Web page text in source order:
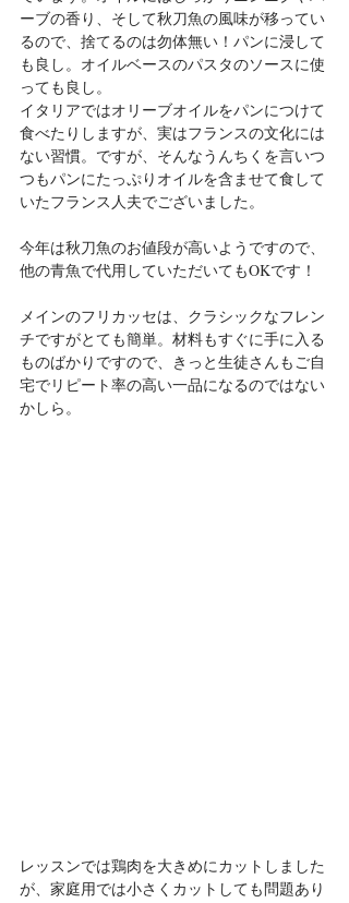
ーブの香り、そして秋刀魚の風味が移ってい
るので、捨てるのは勿体無い！パンに浸して
も良し。オイルベースのパスタのソースに使
っても良し。
イタリアではオリーブオイルをパンにつけて
食べたりしますが、実はフランスの文化には
ない習慣。ですが、そんなうんちくを言いつ
つもパンにたっぷりオイルを含ませて食して
いたフランス人夫でございました。
今年は秋刀魚のお値段が高いようですので、
他の青魚で代用していただいてもOKです！
メインのフリカッセは、クラシックなフレン
チですがとても簡単。材料もすぐに手に入る
ものばかりですので、きっと生徒さんもご自
宅でリピート率の高い一品になるのではない
かしら。
レッスンでは鶏肉を大きめにカットしました
が、家庭用では小さくカットしても問題あり